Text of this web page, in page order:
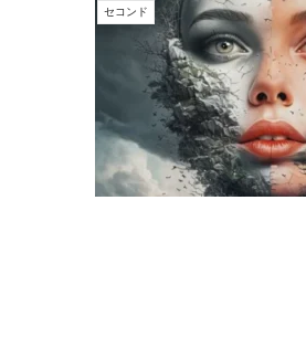
セコンド